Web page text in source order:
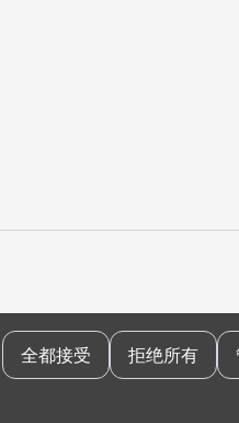
全都接受 拒绝所有
您的隐私选项 霍尼韦尔科技